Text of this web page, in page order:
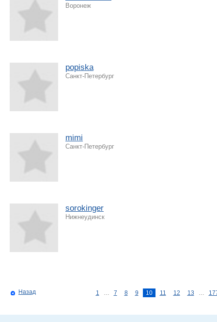
Воронеж
popiska
Санкт-Петербург
mimi
Санкт-Петербург
sorokinger
Нижнеудинск
Назад 1 7 8 9 10 11 12 13